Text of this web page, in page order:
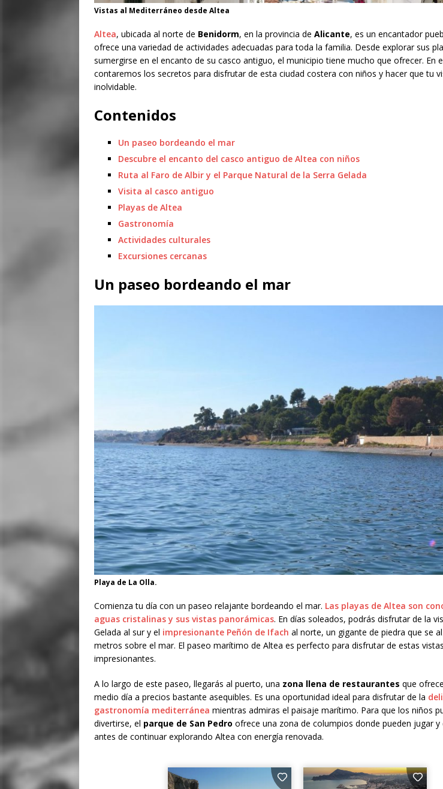
Vistas al Mediterráneo desde Altea
Altea, ubicada al norte de Benidorm, en la provincia de Alicante, es un encantador
ofrece una variedad de actividades adecuadas para toda la familia. Desde explorar sus
sumergirse en el encanto de su casco antiguo, el municipio tiene mucho que ofrecer. En
contaremos los secretos para disfrutar de esta ciudad costera con niños y hacer que tu
inolvidable.
Contenidos
Un paseo bordeando el mar
Descubre el encanto del casco antiguo de Altea con niños
Ruta al Faro de Albir y el Parque Natural de la Serra Gelada
Visita al casco antiguo
Playas de Altea
Gastronomía
Actividades culturales
Excursiones cercanas
Un paseo bordeando el mar
Playa de La Olla.
Comienza tu día con un paseo relajante bordeando el mar. Las playas de Altea son
aguas cristalinas y sus vistas panorámicas. En días soleados, podrás disfrutar de la
Gelada al sur y el impresionante Peñón de Ifach al norte, un gigante de piedra que se
metros sobre el mar. El paseo marítimo de Altea es perfecto para disfrutar de estas vistas
impresionantes.
A lo largo de este paseo, llegarás al puerto, una zona llena de restaurantes que
medio día a precios bastante asequibles. Es una oportunidad ideal para disfrutar de la
gastronomía mediterránea mientras admiras el paisaje marítimo. Para que los niños
divertirse, el parque de San Pedro ofrece una zona de columpios donde pueden jugar y
antes de continuar explorando Altea con energía renovada.